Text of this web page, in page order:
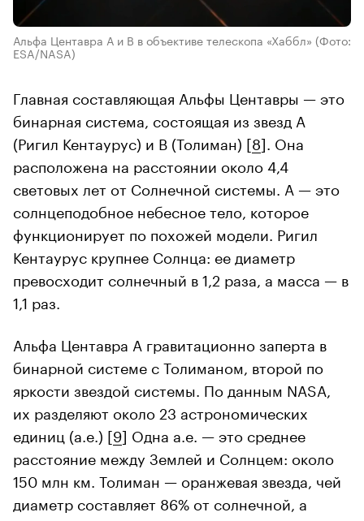
Альфа Центавра А и В в объективе телескопа «Хаббл» (Фото:
ESA/NASA)
Главная составляющая Альфы Центавры — это
бинарная система, состоящая из звезд A
(Ригил Кентаурус) и B (Толиман) [8]. Она
расположена на расстоянии около 4,4
световых лет от Солнечной системы. A — это
солнцеподобное небесное тело, которое
функционирует по похожей модели. Ригил
Кентаурус крупнее Солнца: ее диаметр
превосходит солнечный в 1,2 раза, а масса — в
1,1 раз.
Альфа Центавра А гравитационно заперта в
бинарной системе с Толиманом, второй по
яркости звездой системы. По данным NASA,
их разделяют около 23 астрономических
единиц (а.е.) [9] Одна а.е. — это среднее
расстояние между Землей и Солнцем: около
150 млн км. Толиман — оранжевая звезда, чей
диаметр составляет 86% от солнечной, а